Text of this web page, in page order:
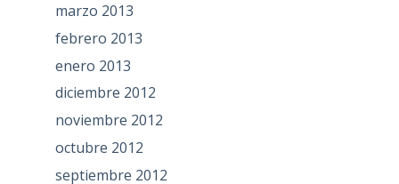
marzo 2013
febrero 2013
enero 2013
diciembre 2012
noviembre 2012
octubre 2012
septiembre 2012